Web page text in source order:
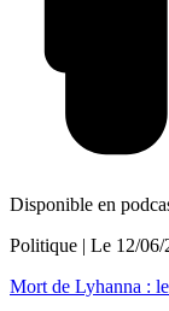
Disponible en
Politique | Le 12/06/
Mort de Lyhanna :